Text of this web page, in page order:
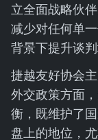
立全面战略伙
减少对任何单
背景下提升谈
捷越友好协会
外交政策方面
衡，既维护了
盘上的地位，